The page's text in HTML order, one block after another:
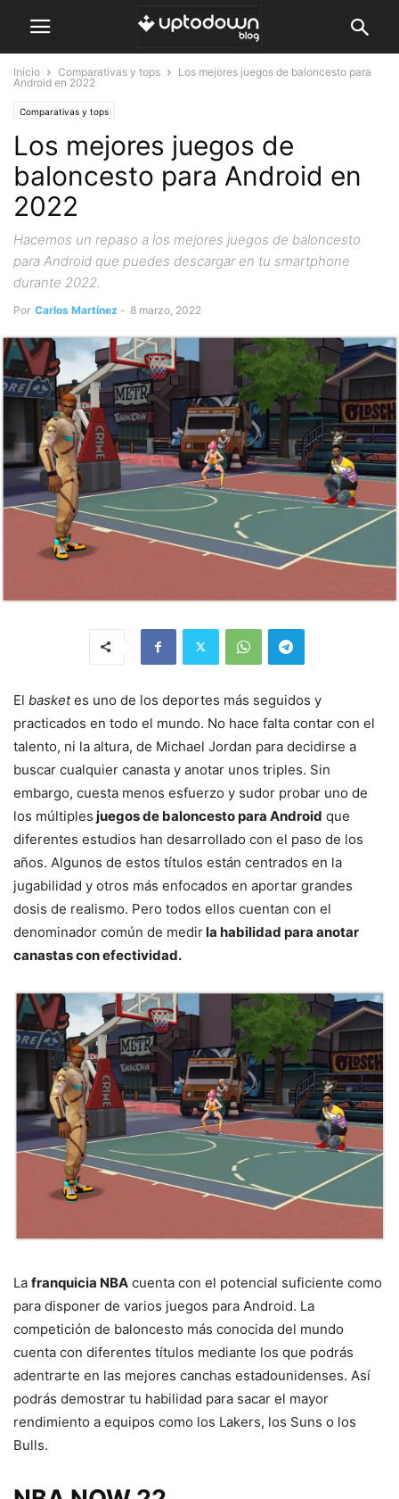
Inicio Comparativas y tops
Los mejores juegos de baloncesto para
Android en 2022
Comparativas y tops
Los mejores juegos de
baloncesto para Android en
2022
Hacemos un repaso a los mejores juegos de baloncesto
para Android que puedes descargar en tu smartphone
durante 2022.
Por Carlos Martínez - 8 marzo, 2022
El basketes uno de los deportes más seguidos y
practicados en todo el mundo. No hace falta contar con el
talento, ni la altura, de Michael Jordan para decidirse a
buscar cualquier canasta y anotar unos triples. Sin
embargo, cuesta menos esfuerzo y sudor probar uno de
los múltiples juegos de baloncesto para Android que
diferentes estudios han desarrollado con el paso de los
años. Algunos de estos títulos están centrados en la
jugabilidad y otros más enfocados en aportar grandes
dosis de realismo. Pero todos ellos cuentan con el
denominador común de medirla habilidad para anotar
canastas con efectividad.
La franquicia NBA cuenta con el potencial suficiente como
para disponer de varios juegos para Android. La
competición de baloncesto más conocida del mundo
cuenta con diferentes títulos mediante los que podrás
adentrarte en las mejores canchas estadounidenses. Así
podrás demostrar tu habilidad para sacar el mayor
rendimiento a equipos como los Lakers, los Suns o los
Bulls.